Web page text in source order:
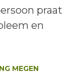
praat
en
MEGEN